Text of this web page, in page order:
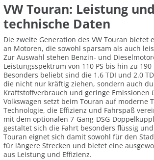
VW Touran: Leistung und
technische Daten
Die zweite Generation des VW Touran bietet
an Motoren, die sowohl sparsam als auch
Zur Auswahl stehen Benzin- und
Leistungsspektrum von 110 PS bis hin zu 190
Besonders beliebt sind die 1.6 TDI und 2.0
die nicht nur kräftig ziehen, sondern auch
Kraftstoffverbrauch und geringe Emissionen
Volkswagen setzt beim Touran auf moderne
Technologie, die Effizienz und Fahrspaß
mit dem optionalen 7-Gang-DSG-
gestaltet sich die Fahrt besonders flüssig
Touran eignet sich damit sowohl für den
für längere Strecken und bietet eine
aus Leistung und Effizienz.